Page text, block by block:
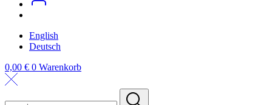
English
Deutsch
0,00 € 0 Warenkorb